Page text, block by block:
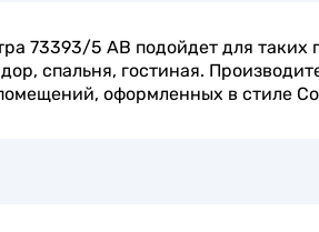
73393/5 AB подойдет для
спальня, гостиная.
оформленных в стиле